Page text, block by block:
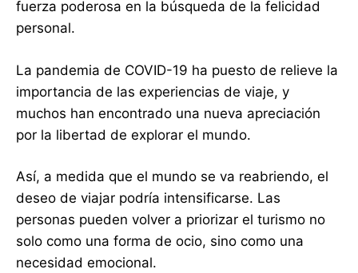
fuerza poderosa en la búsqueda de la felicidad
personal.
La pandemia de COVID-19 ha puesto de relieve la
importancia de las experiencias de viaje, y
muchos han encontrado una nueva apreciación
por la libertad de explorar el mundo.
Así, a medida que el mundo se va reabriendo, el
deseo de viajar podría intensificarse. Las
personas pueden volver a priorizar el turismo no
solo como una forma de ocio, sino como una
necesidad emocional.